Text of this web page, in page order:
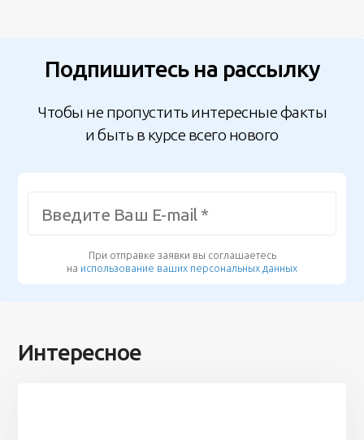
Подпишитесь на рассылку
Чтобы не пропустить интересные факты
и быть в курсе всего нового
При отправке заявки вы соглашаетесь
на использование ваших персональных данных
Интересное